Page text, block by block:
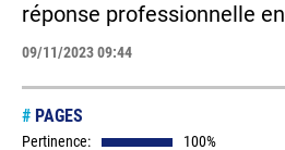
réponse professionnelle en
09/11/2023 09:44
# PAGES
Pertinence: 100%